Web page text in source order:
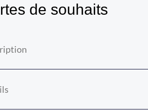
de souhaits